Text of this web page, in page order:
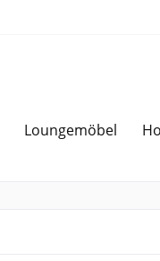
Loungemöbel
Sparen bei Angebotsanfrage